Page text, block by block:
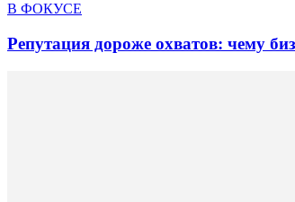
В ФОКУСЕ
Репутация дороже охватов: чему